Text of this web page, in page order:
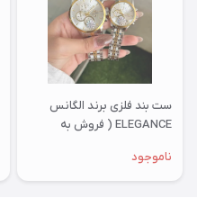
ست بند فلزی برند الگانس
ELEGANCE ( فروش به
ناموجود